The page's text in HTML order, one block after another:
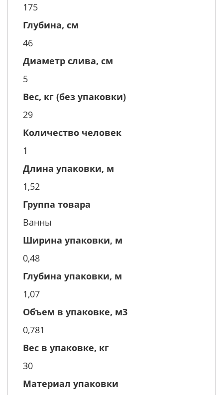
175
Глубина, см
46
Диаметр слива, см
5
Вес, кг (без упаковки)
29
Количество человек
1
Длина упаковки, м
1,52
Группа товара
Ванны
Ширина упаковки, м
0,48
Глубина упаковки, м
1,07
Объем в упаковке, м3
0,781
Вес в упаковке, кг
30
Материал упаковки